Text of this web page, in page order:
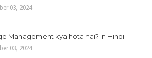
03, 2024
Management kya hota hai? In Hindi
03, 2024